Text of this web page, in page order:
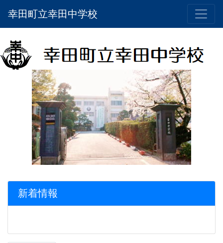
幸田町立幸田中学校
新着情報